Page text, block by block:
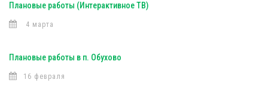
Плановые работы (Интерактивное ТВ)
4 марта
Плановые работы в п. Обухово
16 февраля